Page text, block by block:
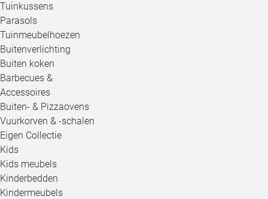
Tuinkussens
Parasols
Tuinmeubelhoezen
Buitenverlichting
Buiten koken
Barbecues &
Accessoires
Buiten- & Pizzaovens
Vuurkorven & -schalen
Eigen Collectie
Kids
Kids meubels
Kinderbedden
Kindermeubels